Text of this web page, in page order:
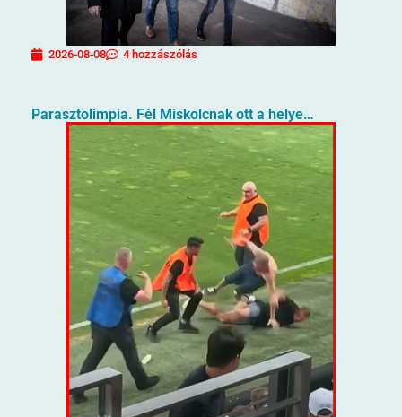
2026-08-08 4 hozzászólás
Parasztolimpia. Fél Miskolcnak ott a helye…